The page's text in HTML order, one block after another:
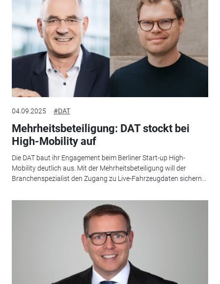
04.09.2025 #DAT
Mehrheitsbeteiligung: DAT stockt bei
High-Mobility auf
Die DAT baut ihr Engagement beim Berliner Start-up High-
Mobility deutlich aus. Mit der Mehrheitsbeteiligung will der
Branchenspezialist den Zugang zu Live-Fahrzeugdaten sichern...